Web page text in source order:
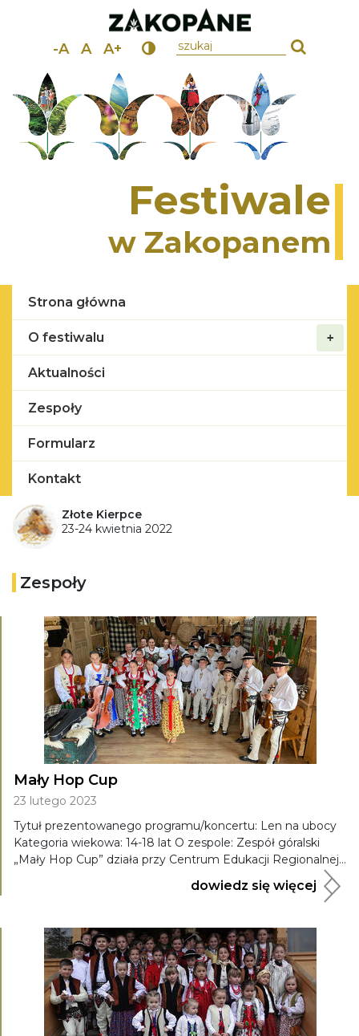
-A A A+ wpisz szukany tekst
Festiwale
w Zakopanem
Strona główna
O festiwalu
Aktualności
Zespoły
Formularz
Kontakt
Złote Kierpce
23-24 kwietnia 2022
Zespoły
Mały Hop Cup
23 lutego 2023
Tytuł prezentowanego programu/koncertu: Len na ubocy
Kategoria wiekowa: 14-18 lat O zespole: Zespół góralski
„Mały Hop Cup” działa przy Centrum Edukacji Regionalnej...
dowiedz się więcej